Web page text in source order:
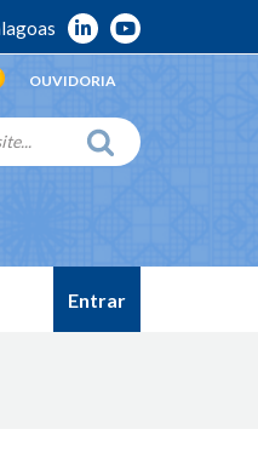
OUVIDORIA
Entrar